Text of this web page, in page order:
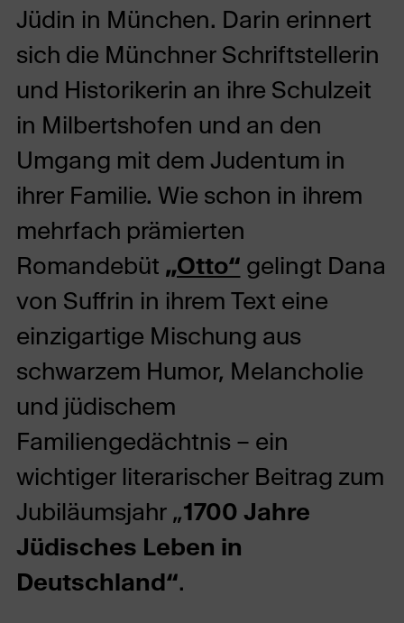
Jüdin in München. Darin erinnert
sich die Münchner Schriftstellerin
und Historikerin an ihre Schulzeit
in Milbertshofen und an den
Umgang mit dem Judentum in
ihrer Familie. Wie schon in ihrem
mehrfach prämierten
Romandebüt „Otto“ gelingt Dana
von Suffrin in ihrem Text eine
einzigartige Mischung aus
schwarzem Humor, Melancholie
und jüdischem
Familiengedächtnis – ein
wichtiger literarischer Beitrag zum
Jubiläumsjahr „1700 Jahre
Jüdisches Leben in
Deutschland“.